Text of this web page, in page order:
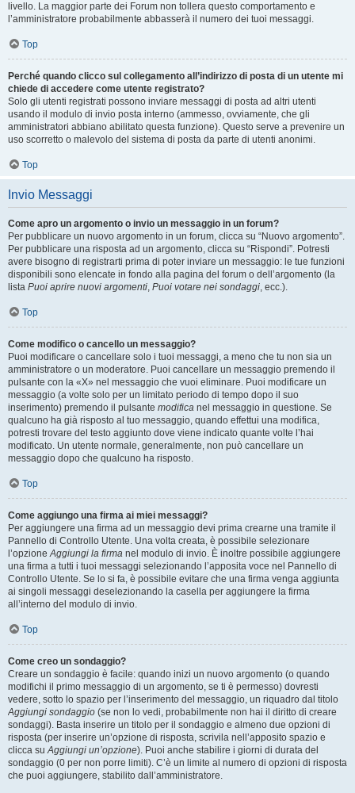
livello. La maggior parte dei Forum non tollera questo comportamento e
l’amministratore probabilmente abbasserà il numero dei tuoi messaggi.
Top
Perché quando clicco sul collegamento all’indirizzo di posta di un utente mi
chiede di accedere come utente registrato?
Solo gli utenti registrati possono inviare messaggi di posta ad altri utenti
usando il modulo di invio posta interno (ammesso, ovviamente, che gli
amministratori abbiano abilitato questa funzione). Questo serve a prevenire un
uso scorretto o malevolo del sistema di posta da parte di utenti anonimi.
Top
Invio Messaggi
Come apro un argomento o invio un messaggio in un forum?
Per pubblicare un nuovo argomento in un forum, clicca su “Nuovo argomento”.
Per pubblicare una risposta ad un argomento, clicca su “Rispondi”. Potresti
avere bisogno di registrarti prima di poter inviare un messaggio: le tue funzioni
disponibili sono elencate in fondo alla pagina del forum o dell’argomento (la
lista Puoi aprire nuovi argomenti, Puoi votare nei sondaggi, ecc.).
Top
Come modifico o cancello un messaggio?
Puoi modificare o cancellare solo i tuoi messaggi, a meno che tu non sia un
amministratore o un moderatore. Puoi cancellare un messaggio premendo il
pulsante con la «X» nel messaggio che vuoi eliminare. Puoi modificare un
messaggio (a volte solo per un limitato periodo di tempo dopo il suo
inserimento) premendo il pulsante modifica nel messaggio in questione. Se
qualcuno ha già risposto al tuo messaggio, quando effettui una modifica,
potresti trovare del testo aggiunto dove viene indicato quante volte l’hai
modificato. Un utente normale, generalmente, non può cancellare un
messaggio dopo che qualcuno ha risposto.
Top
Come aggiungo una firma ai miei messaggi?
Per aggiungere una firma ad un messaggio devi prima crearne una tramite il
Pannello di Controllo Utente. Una volta creata, è possibile selezionare
l’opzioneAggiungi la firma nel modulo di invio. È inoltre possibile aggiungere
una firma a tutti i tuoi messaggi selezionando l’apposita voce nel Pannello di
Controllo Utente. Se lo si fa, è possibile evitare che una firma venga aggiunta
ai singoli messaggi deselezionando la casella per aggiungere la firma
all’interno del modulo di invio.
Top
Come creo un sondaggio?
Creare un sondaggio è facile: quando inizi un nuovo argomento (o quando
modifichi il primo messaggio di un argomento, se ti è permesso) dovresti
vedere, sotto lo spazio per l’inserimento del messaggio, un riquadro dal titolo
Aggiungi sondaggio (se non lo vedi, probabilmente non hai il diritto di creare
sondaggi). Basta inserire un titolo per il sondaggio e almeno due opzioni di
risposta (per inserire un’opzione di risposta, scrivila nell’apposito spazio e
clicca suAggiungi un’opzione). Puoi anche stabilire i giorni di durata del
sondaggio (0 per non porre limiti). C’è un limite al numero di opzioni di risposta
che puoi aggiungere, stabilito dall’amministratore.